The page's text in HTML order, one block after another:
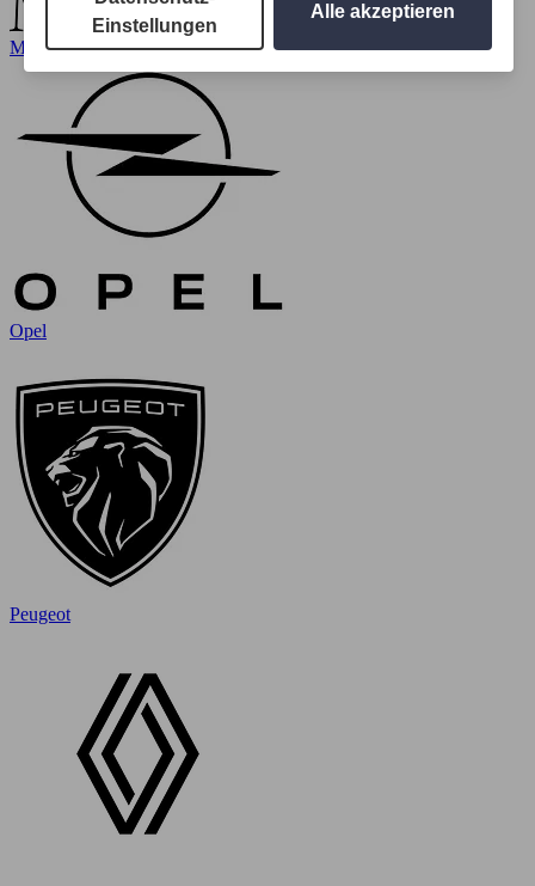
Mercedes-Benz
Opel
Peugeot
Einstellungen
Alle akzeptieren